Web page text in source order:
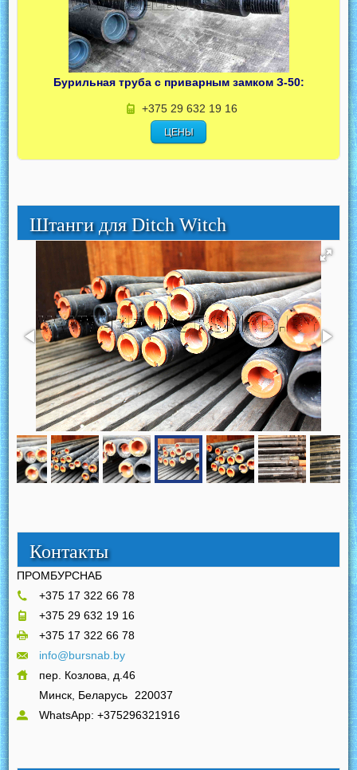
Бурильная труба с приварным замком З-50:
+375 29 632 19 16
ЦЕНЫ
Штанги для Ditch Witch
Контакты
ПРОМБУРСНАБ
+375 17 322 66 78
+375 29 632 19 16
+375 17 322 66 78
info@bursnab.by
пер. Козлова, д.46
Минск, Беларусь 220037
WhatsApp: +375296321916